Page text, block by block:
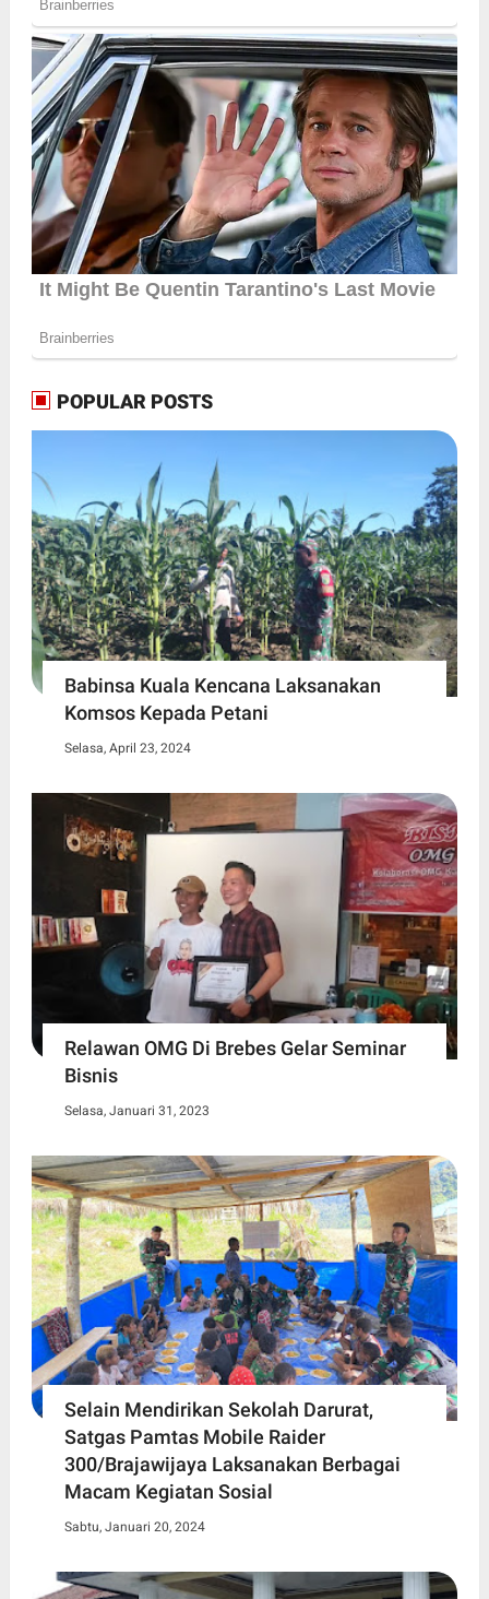
POPULAR POSTS
Babinsa Kuala Kencana Laksanakan
Komsos Kepada Petani
Selasa, April 23, 2024
Relawan OMG Di Brebes Gelar Seminar
Bisnis
Selasa, Januari 31, 2023
Selain Mendirikan Sekolah Darurat,
Satgas Pamtas Mobile Raider
300/Brajawijaya Laksanakan Berbagai
Macam Kegiatan Sosial
Sabtu, Januari 20, 2024